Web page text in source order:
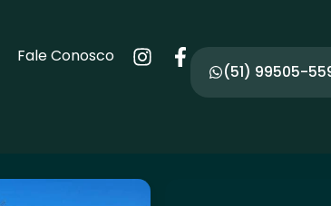
Fale Conosco
(51) 99505-